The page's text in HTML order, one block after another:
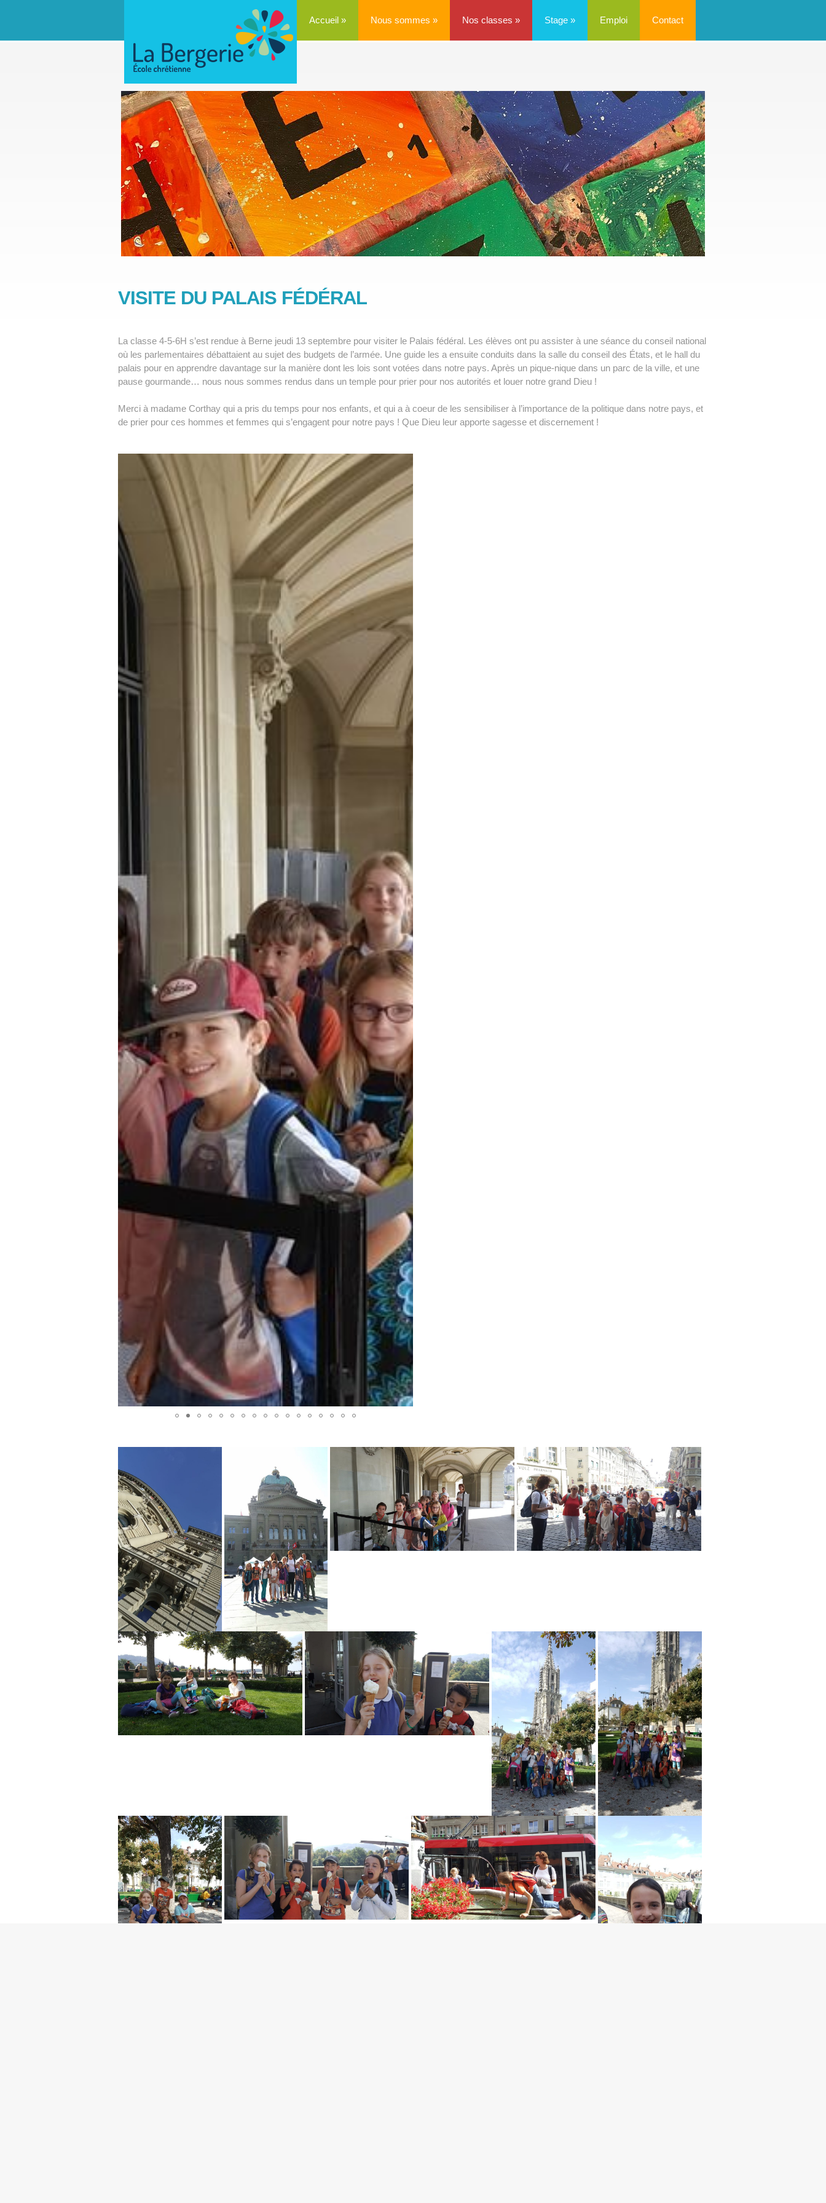
Accueil » Nous sommes » Nos classes » Stage » Emploi Contact
VISITE DU PALAIS FÉDÉRAL
La classe 4-5-6H s’est rendue à Berne jeudi 13 septembre pour visiter le Palais fédéral. Les élèves ont pu assister à une séance du conseil national
où les parlementaires débattaient au sujet des budgets de l’armée. Une guide les a ensuite conduits dans la salle du conseil des États, et le hall du
palais pour en apprendre davantage sur la manière dont les lois sont votées dans notre pays. Après un pique-nique dans un parc de la ville, et une
pause gourmande… nous nous sommes rendus dans un temple pour prier pour nos autorités et louer notre grand Dieu !
Merci à madame Corthay qui a pris du temps pour nos enfants, et qui a à coeur de les sensibiliser à l’importance de la politique dans notre pays, et
de prier pour ces hommes et femmes qui s’engagent pour notre pays ! Que Dieu leur apporte sagesse et discernement !